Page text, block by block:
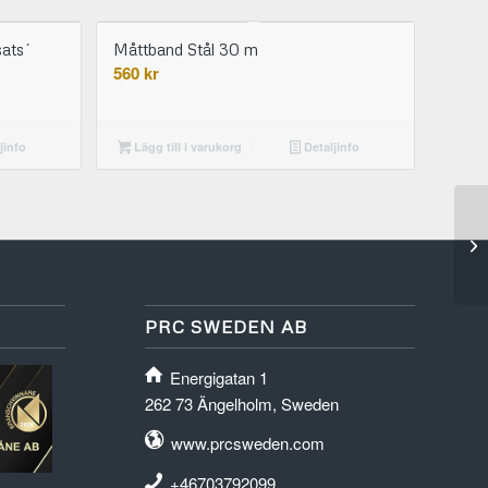
Måttband Stål 30 m
560kr
Lägg till i varukorg Detaljinfo
PRC SWEDEN AB
Energigatan 1
262 73 Ängelholm, Sweden
www.prcsweden.com
+46703792099